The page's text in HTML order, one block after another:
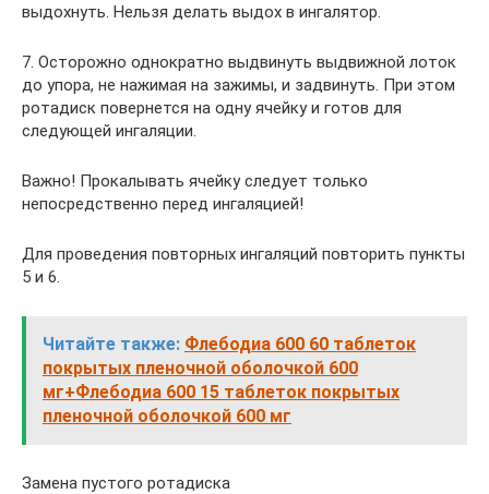
выдохнуть. Нельзя делать выдох в ингалятор.
7. Осторожно однократно выдвинуть выдвижной лоток
до упора, не нажимая на зажимы, и задвинуть. При этом
ротадиск повернется на одну ячейку и готов для
следующей ингаляции.
Важно! Прокалывать ячейку следует только
непосредственно перед ингаляцией!
Для проведения повторных ингаляций повторить пункты
5 и 6.
Читайте также: Флебодиа 600 60 таблеток
покрытых пленочной оболочкой 600
мг+Флебодиа 600 15 таблеток покрытых
пленочной оболочкой 600 мг
Замена пустого ротадиска